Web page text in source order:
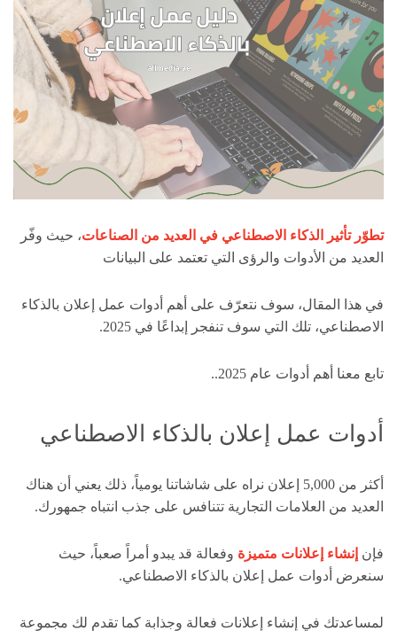
تطوّر تأثير الذكاء الاصطناعي في العديد من الصناعات، حيث وفّر
العديد من الأدوات والرؤى التي تعتمد على البيانات
في هذا المقال، سوف نتعرّف على أهم أدوات عمل إعلان بالذكاء
الاصطناعي، تلك التي سوف تنفجر إبداعًا في 2025.
تابع معنا أهم أدوات عام 2025..
أدوات عمل إعلان بالذكاء الاصطناعي
أكثر من 5,000 إعلان نراه على شاشاتنا يومياً، ذلك يعني أن هناك
العديد من العلامات التجارية تتنافس على جذب انتباه جمهورك.
فإن إنشاء إعلانات متميزة وفعالة قد يبدو أمراً صعباً، حيث
سنعرض أدوات عمل إعلان بالذكاء الاصطناعي.
لمساعدتك في إنشاء إعلانات فعالة وجذابة كما تقدم لك مجموعة